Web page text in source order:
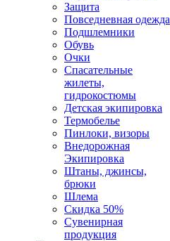
Защита
Повседневная одежда
Подшлемники
Обувь
Очки
Спасательные
жилеты,
гидрокостюмы
Детская экипировка
Термобелье
Пинлоки, визоры
Внедорожная
Экипировка
Штаны, джинсы,
брюки
Шлема
Скидка 50%
Сувенирная
продукция